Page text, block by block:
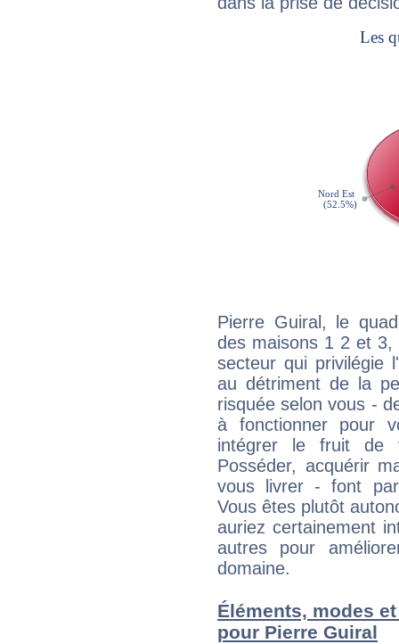
Pierre Guiral, le
des maisons 1 2 et
secteur qui privilégie
au détriment de la
risquée selon vous -
à fonctionner pour
intégrer le fruit de
Posséder, acquérir
vous livrer - font
Vous êtes plutôt
auriez certainement
autres pour
domaine.
Éléments, modes
pour Pierre Guiral